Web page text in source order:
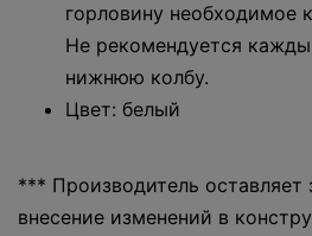
горловину необходимое
Не рекомендуется
нижнюю колбу.
Цвет: белый
*** Производитель оставляет
внесение изменений в